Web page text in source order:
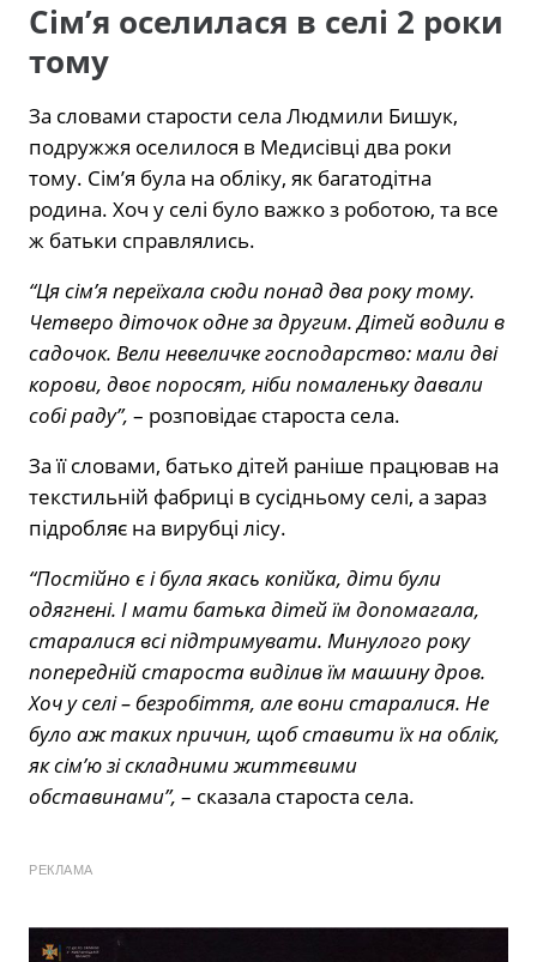
Сім’я оселилася в селі 2 роки
тому
За словами старости села Людмили Бишук,
подружжя оселилося в Медисівці два роки
тому. Сім’я була на обліку, як багатодітна
родина. Хоч у селі було важко з роботою, та все
ж батьки справлялись.
“Ця сім’я переїхала сюди понад два року тому.
Четверо діточок одне за другим. Дітей водили в
садочок. Вели невеличке господарство: мали дві
корови, двоє поросят, ніби помаленьку давали
собі раду”, – розповідає староста села.
За її словами, батько дітей раніше працював на
текстильній фабриці в сусідньому селі, а зараз
підробляє на вирубці лісу.
“Постійно є і була якась копійка, діти були
одягнені. І мати батька дітей їм допомагала,
старалися всі підтримувати. Минулого року
попередній староста виділив їм машину дров.
Хоч у селі – безробіття, але вони старалися. Не
було аж таких причин, щоб ставити їх на облік,
як сім’ю зі складними життєвими
обставинами”, – сказала староста села.
РЕКЛАМА